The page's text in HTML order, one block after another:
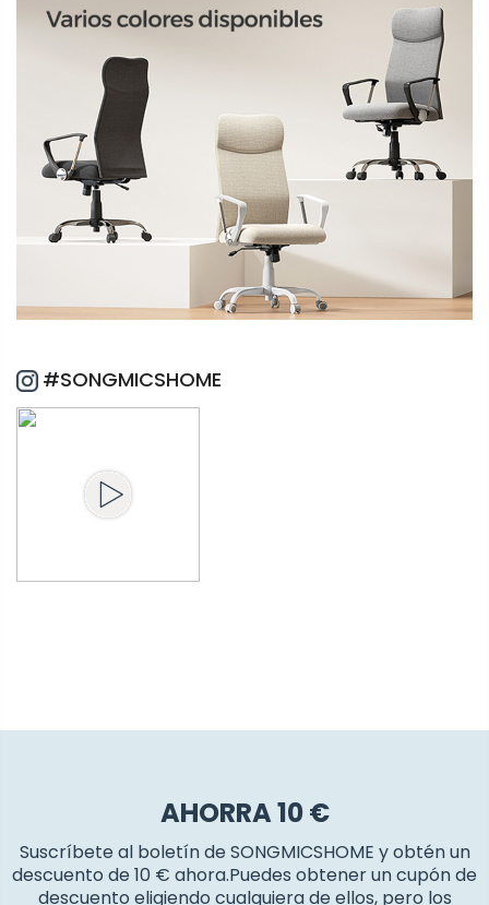
#SONGMICSHOME
AHORRA 10 €
Suscríbete al boletín de SONGMICSHOME y obtén un
descuento de 10 € ahora.Puedes obtener un cupón de
descuento eligiendo cualquiera de ellos, pero los